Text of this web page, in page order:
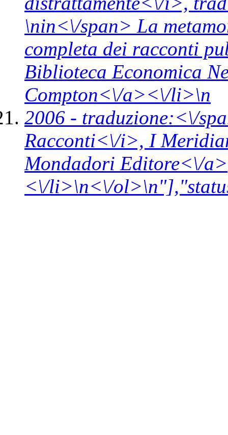
\nin<\/span> La
completa dei racconti
Biblioteca Economica
Compton<\/a><\/li>\n
2006 - traduzione:<\/
Racconti<\/i>, I
Mondadori Editore<\/a>
<\/li>\n<\/